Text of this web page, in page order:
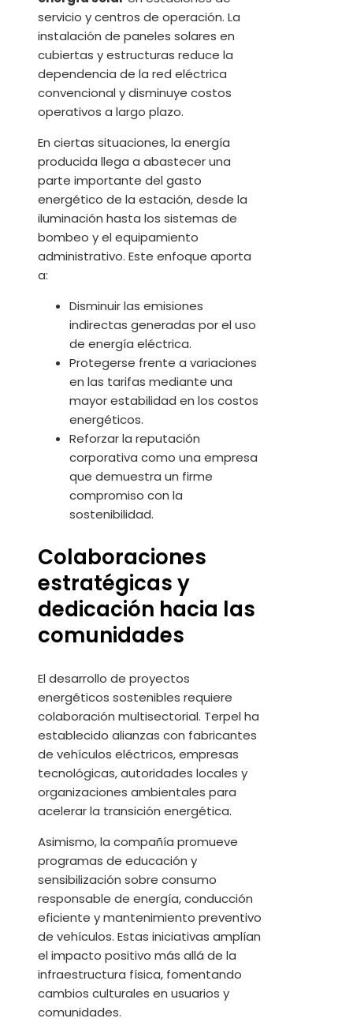
servicio y centros de operación. La
instalación de paneles solares en
cubiertas y estructuras reduce la
dependencia de la red eléctrica
convencional y disminuye costos
operativos a largo plazo.
En ciertas situaciones, la energía
producida llega a abastecer una
parte importante del gasto
energético de la estación, desde la
iluminación hasta los sistemas de
bombeo y el equipamiento
administrativo. Este enfoque aporta
a:
Disminuir las emisiones
indirectas generadas por el uso
de energía eléctrica.
Protegerse frente a variaciones
en las tarifas mediante una
mayor estabilidad en los costos
energéticos.
Reforzar la reputación
corporativa como una empresa
que demuestra un firme
compromiso con la
sostenibilidad.
Colaboraciones
estratégicas y
dedicación hacia las
comunidades
El desarrollo de proyectos
energéticos sostenibles requiere
colaboración multisectorial. Terpel ha
establecido alianzas con fabricantes
de vehículos eléctricos, empresas
tecnológicas, autoridades locales y
organizaciones ambientales para
acelerar la transición energética.
Asimismo, la compañía promueve
programas de educación y
sensibilización sobre consumo
responsable de energía, conducción
eficiente y mantenimiento preventivo
de vehículos. Estas iniciativas amplían
el impacto positivo más allá de la
infraestructura física, fomentando
cambios culturales en usuarios y
comunidades.